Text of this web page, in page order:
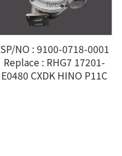
SP/NO : 9100-0718-0001
Replace : RHG7 17201-
E0480 CXDK HINO P11C